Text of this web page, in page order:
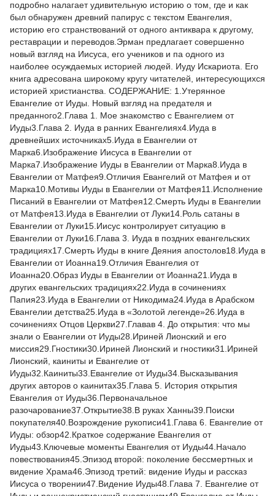
подробно налагает удивительную историю о том, где и как
был обнаружен древний папирус с текстом Евангелия,
историю его странствований от одного антиквара к другому,
реставрации и переводов.Эрман предлагает совершенно
новый взгляд на Иисуса, его учеников и па одного из
наиболее осуждаемых историей людей. Иуду Искариота. Его
книга адресована широкому кругу читателей, интересующихся
историей христианства. СОДЕРЖАНИЕ: 1.Утерянное
Евангелие от Иуды. Новый взгляд на предателя и
преданного2.Глава 1. Мое знакомство с Евангелием от
Иуды3.Глава 2. Иуда в ранних Евангелиях4.Иуда в
древнейших источниках5.Иуда в Евангелии от
Марка6.Изображение Иисуса в Евангелии от
Марка7.Изображение Иуды в Евангелии от Марка8.Иуда в
Евангелии от Матфея9.Отличия Евангелий от Матфея и от
Марка10.Мотивы Иуды в Евангелии от Матфея11.Исполнение
Писаний в Евангелии от Матфея12.Смерть Иуды в Евангелии
от Матфея13.Иуда в Евангелии от Луки14.Роль сатаны в
Евангелии от Луки15.Иисус контролирует ситуацию в
Евангелии от Луки16.Глава 3. Иуда в поздних евангельских
традициях17.Смерть Иуды в книге Деяния апостолов18.Иуда в
Евангелии от Иоанна19.Отличия Евангелия от
Иоанна20.Образ Иуды в Евангелии от Иоанна21.Иуда в
других евангельских традициях22.Иуда в сочинениях
Папия23.Иуда в Евангелии от Никодима24.Иуда в Арабском
Евангелии детства25.Иуда в «Золотой легенде»26.Иуда в
сочинениях Отцов Церкви27.Главав 4. До открытия: что мы
знали о Евангелии от Иуды28.Ириней Лионский и его
миссия29.Гностики30.Ириней Лионский и гностики31.Ириней
Лионский, каиниты и Евангелие от
Иуды32.Каиниты33.Евангелие от Иуды34.Высказывания
других авторов о каинитах35.Глава 5. История открытия
Евангелия от Иуды36.Первоначальное
разочарование37.Открытие38.В руках Ханны39.Поиски
покупателя40.Возрождение рукописи41.Глава 6. Евангелие от
Иуды: обзор42.Краткое содержание Евангелия от
Иуды43.Ключевые моменты Евангелия от Иуды44.Начало
повествования45.Эпизод второй: поколение бессмертных и
видение Храма46.Эпизод третий: видение Иуды и рассказ
Иисуса о творении47.Видение Иуды48.Глава 7. Евангелие от